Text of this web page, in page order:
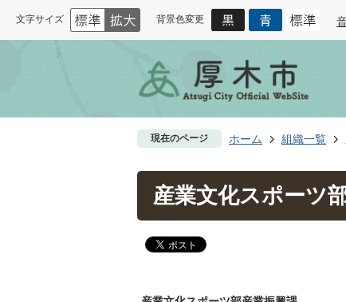
文字サイズ 背景色変更
現在のページ ホーム 組織一覧
産業文化スポーツ